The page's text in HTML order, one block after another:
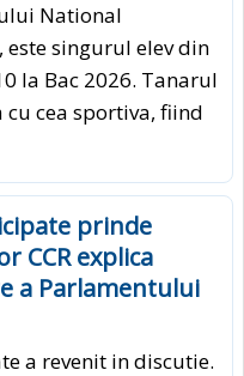
National
este singurul elev din
la Bac 2026. Tanarul
cea sportiva, fiind
prinde
CCR explica
a Parlamentului
a revenit in discutie.